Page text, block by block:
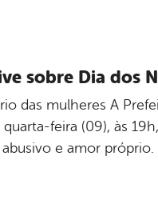
sobre Dia dos
das mulheres A
feira (09), às
e amor